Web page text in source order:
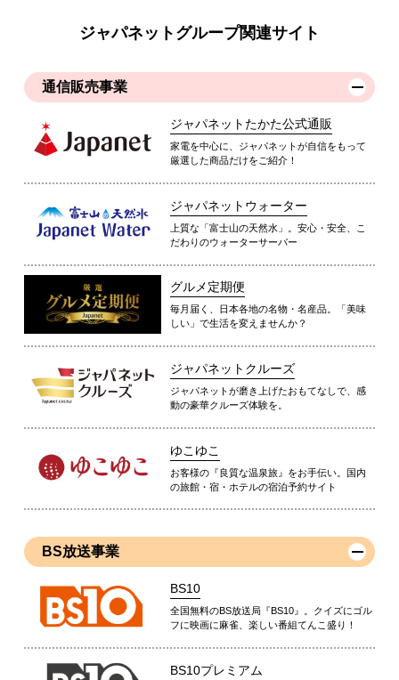
ジャパネットグループ関連サイト
通信販売事業
ジャパネットたかた公式通販
家電を中心に、ジャパネットが自信をもって
厳選した商品だけをご紹介！
ジャパネットウォーター
上質な「富士山の天然水」。安心・安全、こ
だわりのウォーターサーバー
グルメ定期便
毎月届く、日本各地の名物・名産品。「美味
しい」で生活を変えませんか？
ジャパネットクルーズ
ジャパネットが磨き上げたおもてなしで、感
動の豪華クルーズ体験を。
ゆこゆこ
お客様の『良質な温泉旅』をお手伝い。国内
の旅館・宿・ホテルの宿泊予約サイト
BS放送事業
BS10
全国無料のBS放送局『BS10』。クイズにゴル
フに映画に麻雀、楽しい番組てんこ盛り！
BS10プレミアム